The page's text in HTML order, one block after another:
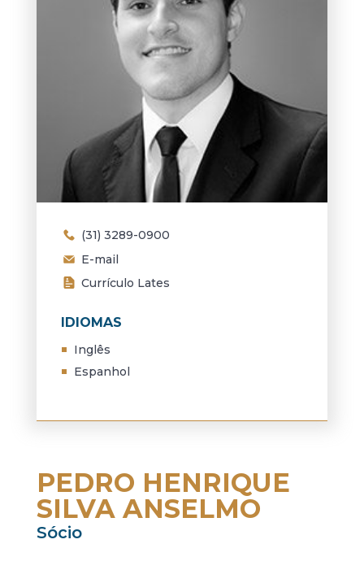
(31) 3289-0900
E-mail
Currículo Lates
IDIOMAS
Inglês
Espanhol
PEDRO HENRIQUE
SILVA ANSELMO
Sócio